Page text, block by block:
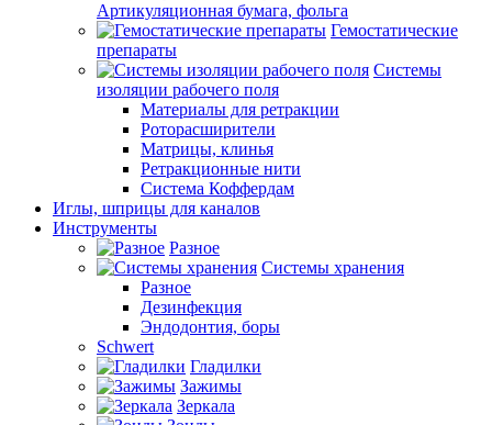
Артикуляционная бумага, фольга
Гемостатические
препараты
Системы
изоляции рабочего поля
Материалы для ретракции
Роторасширители
Матрицы, клинья
Ретракционные нити
Система Коффердам
Иглы, шприцы для каналов
Инструменты
Разное
Системы хранения
Разное
Дезинфекция
Эндодонтия, боры
Schwert
Гладилки
Зажимы
Зеркала